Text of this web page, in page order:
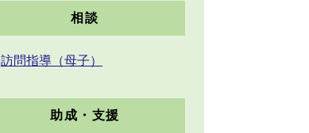
相談
訪問指導（母子）
助成・支援